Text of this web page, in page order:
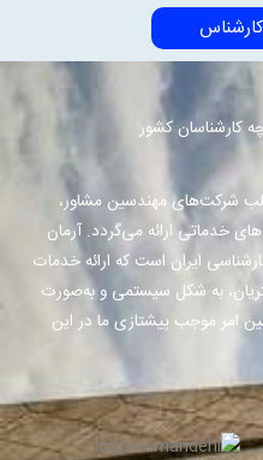
کارشناسان کشور
شرکت‌های مهندسین مشاور،
خدماتی ارائه می‌گردد. آرمان
ایران است که ارائه خدمات
به شکل سیستمی و به‌صورت
امر موجب پیشتازی ما در این